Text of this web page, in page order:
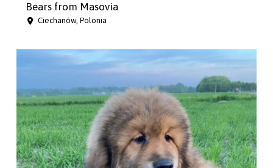
Bears from Masovia
Ciechanów, Polonia